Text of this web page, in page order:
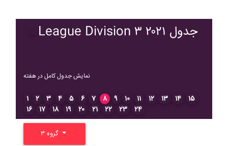
League Division ۳ ۲۰۲۱ جدول
نمایش جدول کامل در هفته
۱ ۲ ۳ ۴ ۵ ۶ ۷ ۸ ۹ ۱۰ ۱۱ ۱۲ ۱۳ ۱۴
۱۵
۱۶
۱۷ ۱۸ ۱۹ ۲۰ ۲۱ ۲۲ ۲۳ ۲۴